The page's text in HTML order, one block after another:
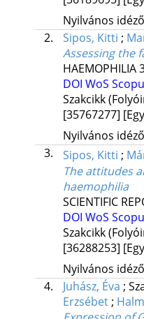
Nyilvános
2.
Sipos, Kitti ;
Assessing the
HAEMOPHILIA
DOI WoS
Szakcikk
[35767277]
Nyilvános
3.
Sipos, Kitti ;
The attitudes
haemophilia
SCIENTIFIC
DOI WoS
Szakcikk
[36288253]
Nyilvános
4.
Juhász, Éva ;
Erzsébet ;